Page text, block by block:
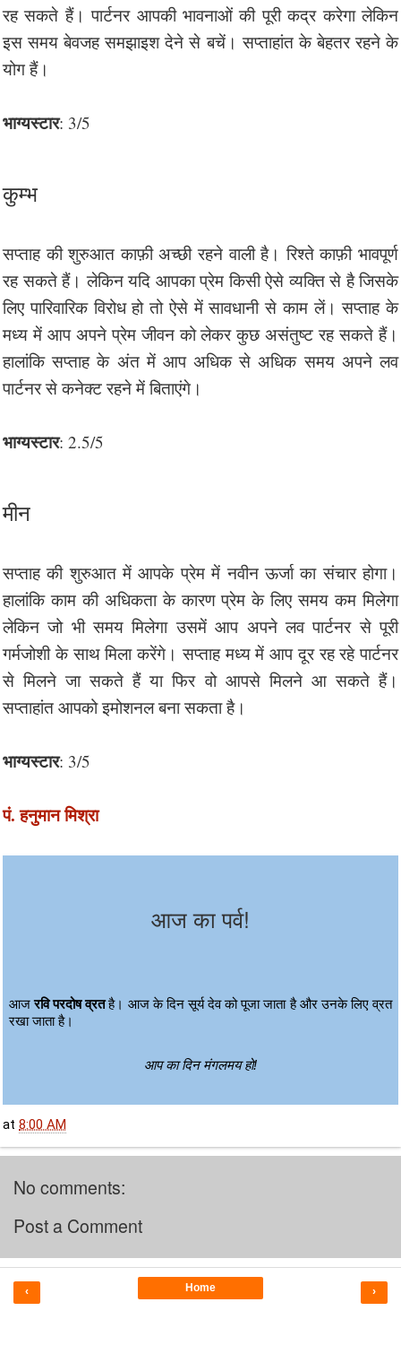
रह सकते हैं। पार्टनर आपकी भावनाओं की पूरी कद्र करेगा लेकिन
इस समय बेवजह समझाइश देने से बचें। सप्ताहांत के बेहतर रहने के
योग हैं।
भाग्यस्टार: 3/5
कुम्भ
सप्ताह की शुरुआत काफ़ी अच्छी रहने वाली है। रिश्ते काफ़ी भावपूर्ण
रह सकते हैं। लेकिन यदि आपका प्रेम किसी ऐसे व्यक्ति से है जिसके
लिए पारिवारिक विरोध हो तो ऐसे में सावधानी से काम लें। सप्ताह के
मध्य में आप अपने प्रेम जीवन को लेकर कुछ असंतुष्ट रह सकते हैं।
हालांकि सप्ताह के अंत में आप अधिक से अधिक समय अपने लव
पार्टनर से कनेक्ट रहने में बिताएंगे।
भाग्यस्टार: 2.5/5
मीन
सप्ताह की शुरुआत में आपके प्रेम में नवीन ऊर्जा का संचार होगा।
हालांकि काम की अधिकता के कारण प्रेम के लिए समय कम मिलेगा
लेकिन जो भी समय मिलेगा उसमें आप अपने लव पार्टनर से पूरी
गर्मजोशी के साथ मिला करेंगे। सप्ताह मध्य में आप दूर रह रहे पार्टनर
से मिलने जा सकते हैं या फिर वो आपसे मिलने आ सकते हैं।
सप्ताहांत आपको इमोशनल बना सकता है।
भाग्यस्टार: 3/5
पं. हनुमान मिश्रा
आज का पर्व!
आज रवि परदोष व्रत है। आज के दिन सूर्य देव को पूजा जाता है और उनके लिए व्रत
रखा जाता है।
आप का दिन मंगलमय हो!
at 8:00 AM
No comments:
Post a Comment
‹ ›
Home